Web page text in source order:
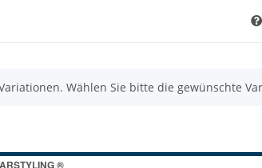
Wählen Sie bitte die gewünschte